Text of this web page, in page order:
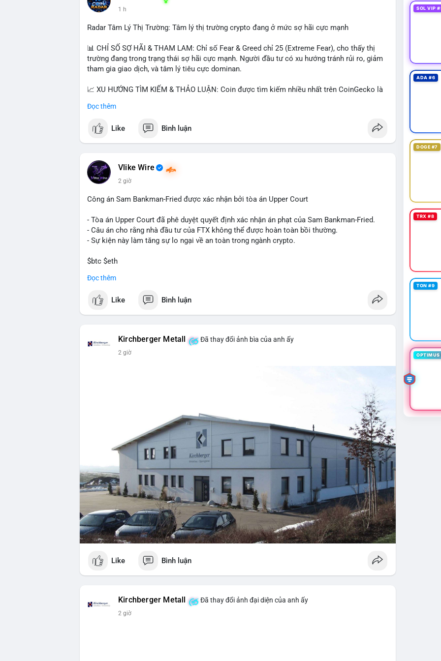
1 h
Radar Tâm Lý Thị Trường: Tâm lý thị trường crypto đang ở mức sợ hãi cực mạnh
📊 CHỈ SỐ SỢ HÃI & THAM LAM: Chỉ số Fear & Greed chỉ 25 (Extreme Fear), cho thấy thị
trường đang trong trạng thái sợ hãi cực mạnh. Người đầu tư có xu hướng tránh rủi ro, giảm
tham gia giao dịch, và tâm lý tiêu cực dominan.
📈 XU HƯỚNG TÌM KIẾM & THẢO LUẬN: Coin được tìm kiếm nhiều nhất trên CoinGecko là
Trends Việt Nam, từ khóa như 'con riêng', 'phạm nhật minh anh' và 'tô lâm' được nhắc đến
💬 DÒNG CHẢY TIN TỨC & TRUYỀN THÔNG: Các bài đăng trên Binance Square tập trung
Telegram, tin tức nổi bật bao gồm việc Tether mở rộng vào Saudi Arabia và báo cáo về
Bitcoin miners chuyển hướng AI. Các tin tức quốc tế cũng nhấn mạnh sự động chảy của thị
trường.
💡 NHẬN ĐỊNH & KHUYẾN NGHỊ: Tâm lý thị trường hiện tại rất tiêu cực do sợ hãi cao,
tập trung vào cơ hội an toàn và theo dõi xu hướng từ các nguồn tin uy tín.
📊 Nguồn: Radar Tâm Lý Thị Trường
Đọc thêm
Like Bình luận
Vlike Wire
2 giờ
Công án Sam Bankman-Fried được xác nhận bởi tòa án Upper Court
- Tòa án Upper Court đã phê duyệt quyết định xác nhận án phạt của Sam Bankman-Fried.
- Câu án cho rằng nhà đầu tư của FTX không thể được hoàn toàn bồi thường.
- Sự kiện này làm tăng sự lo ngại về an toàn trong ngành crypto.
$btc $eth
#vlikevn
📰 Nguồn: Cointelegraph
Đọc thêm
Like Bình luận
Kirchberger Metall Đã thay đổi ảnh bìa của anh ấy
2 giờ
Like Bình luận
Kirchberger Metall Đã thay đổi ảnh đại diện của anh ấy
2 giờ
SOL VIP
ADA #6
DOGE #7
TRX #8
TON #9
OPTIMUS